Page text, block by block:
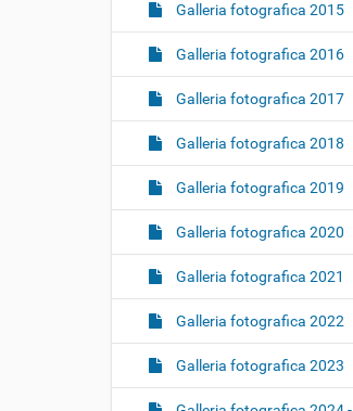
Galleria fotografica 2015
Galleria fotografica 2016
Galleria fotografica 2017
Galleria fotografica 2018
Galleria fotografica 2019
Galleria fotografica 2020
Galleria fotografica 2021
Galleria fotografica 2022
Galleria fotografica 2023